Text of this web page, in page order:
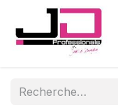
Se rendre au contenu